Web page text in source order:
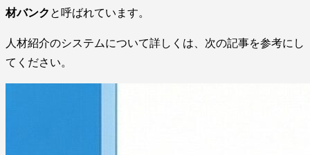
材バンク と呼ばれています。
人材紹介のシステムについて詳しくは、次の記事を参考にし
てください。